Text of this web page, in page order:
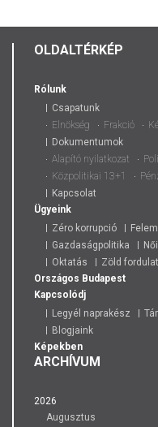
OLDALTÉRKÉP
Rólunk
Csapatunk
Elnökség
Frakció
Dokumentumok
Alapító nyilatkozat
Közpolitikai 13+1
Kapcsolat
Ügyeink
Zéro korrupció
Gazdaságpolitika
Oktatás
Zöld fordulat
Országos Budapest
Kapcsolódj
Legyél naprakész
Blogjaink
Képekben
ARCHÍVUM
2026
Augusztus